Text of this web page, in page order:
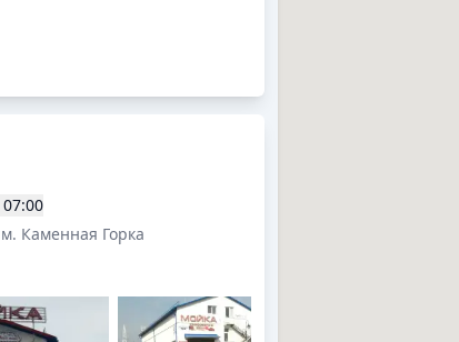
07:00
м. Каменная Горка